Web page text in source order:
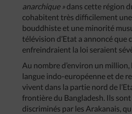
anarchique » dans cette région
cohabitent très difficilement
bouddhiste et une minorité
télévision d’Etat a annoncé que
enfreindraient la loi seraient
Au nombre d’environ un million,
langue indo-européenne et de
vivent dans la partie nord de
frontière du Bangladesh. Ils
discriminés par les Arakanais,